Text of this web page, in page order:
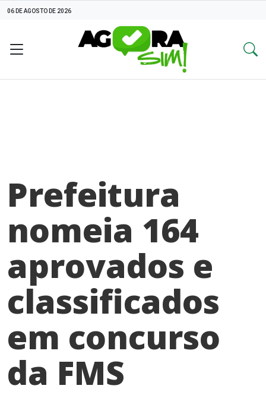
06 DE AGOSTO DE 2026
Prefeitura
nomeia 164
aprovados e
classificados
em concurso
da FMS